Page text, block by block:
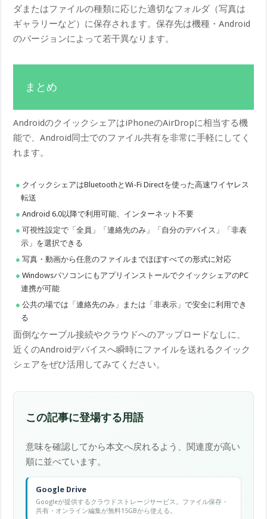
ダまたはファイルの種類に応じた適切なフォルダ（写真は
ギャラリーなど）に保存されます。保存先は機種・Android
のバージョンによって若干異なります。
まとめ
AndroidのクイックシェアはiPhoneのAirDropに相当する機
能で、Android同士でのファイル共有を非常に手軽にしてく
れます。
クイックシェアはBluetoothとWi-Fi Directを使った高速ワイヤレス
転送
Android 6.0以降で利用可能、インターネット不要
可視性設定で「全員」「連絡先のみ」「自分のデバイス」「非表
示」を選択できる
写真・動画から任意のファイルまでほぼすべての形式に対応
WindowsパソコンにもアプリインストールでクイックシェアのPC
連携が可能
公共の場では「連絡先のみ」または「非表示」で安全に利用でき
る
面倒なケーブル接続やクラウドへのアップロードなしに、
近くのAndroidデバイスへ瞬時にファイルを送れるクイック
シェアをぜひ活用してみてください。
この記事に登場する用語
意味を確認してから本文へ戻れるよう、関連度が高い
順に並べています。
Google Drive
Googleが提供するクラウドストレージサービス。ファイル保存・
共有・オンライン編集が無料15GBから使える。